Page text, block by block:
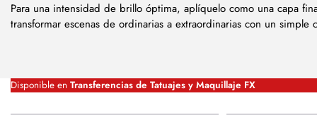
Para una intensidad de brillo óptima, aplíquelo como una capa
transformar escenas de ordinarias a extraordinarias con un
Disponible en Transferencias de Tatuajes y Maquillaje FX